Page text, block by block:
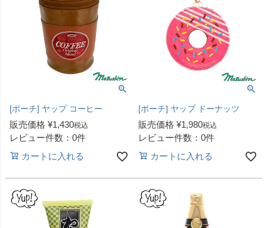
[ポーチ] ヤップ コーヒー
販売価格 ¥1,430税込
レビュー件数：0件
カートに入れる
[ポーチ] ヤップ ドーナッツ
販売価格 ¥1,980税込
レビュー件数：0件
カートに入れる